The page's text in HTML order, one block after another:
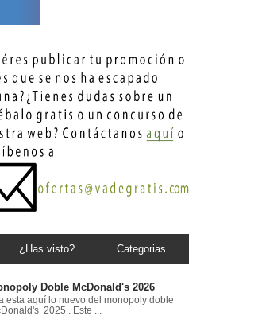
¿Has visto? Categorias
Doble McDonald's 2026
esta aquí lo nuevo del monopoly doble
2025 . Este ...